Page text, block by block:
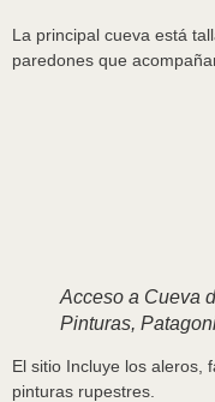
La principal cueva está
paredones que
Acceso a Cueva
Pinturas,
El sitio Incluye los aleros,
pinturas rupestres.